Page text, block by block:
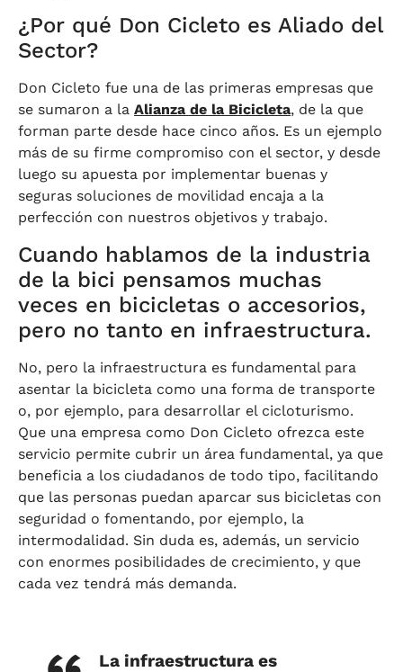
¿Por qué Don Cicleto es Aliado del
Sector?
Don Cicleto fue una de las primeras empresas que
se sumaron a la Alianza de la Bicicleta, de la que
forman parte desde hace cinco años. Es un ejemplo
más de su firme compromiso con el sector, y desde
luego su apuesta por implementar buenas y
seguras soluciones de movilidad encaja a la
perfección con nuestros objetivos y trabajo.
Cuando hablamos de la industria
de la bici pensamos muchas
veces en bicicletas o accesorios,
pero no tanto en infraestructura.
No, pero la infraestructura es fundamental para
asentar la bicicleta como una forma de transporte
o, por ejemplo, para desarrollar el cicloturismo.
Que una empresa como Don Cicleto ofrezca este
servicio permite cubrir un área fundamental, ya que
beneficia a los ciudadanos de todo tipo, facilitando
que las personas puedan aparcar sus bicicletas con
seguridad o fomentando, por ejemplo, la
intermodalidad. Sin duda es, además, un servicio
con enormes posibilidades de crecimiento, y que
cada vez tendrá más demanda.
La infraestructura es